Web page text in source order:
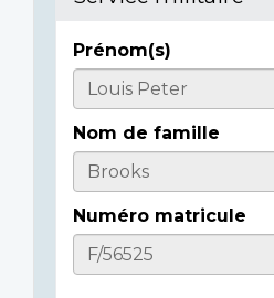
Informations
sur
l'individu
Prénom(s)
Nom de famille
Numéro matricule